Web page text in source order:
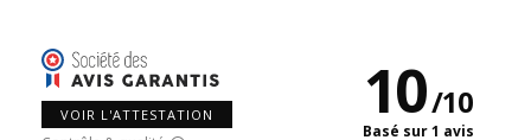
VOIR L'ATTESTATION 10/10
Basé sur 1 avis